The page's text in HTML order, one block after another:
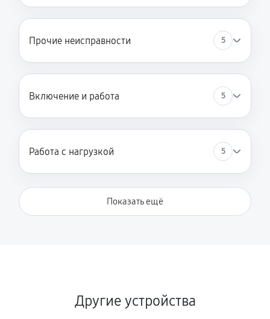
Прочие неисправности 5
Включение и работа 5
Работа с нагрузкой 5
Показать ещё
Другие устройства